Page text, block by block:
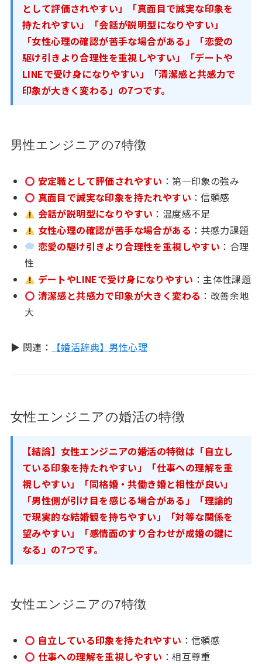
として評価されやすい」「真面目で誠実な印象を
持たれやすい」「会話が説明型になりやすい」
「女性心理の確認が苦手な場合がある」「恋愛の
駆け引きより合理性を重視しやすい」「デートや
LINEで受け身になりやすい」「清潔感と共感力で
印象が大きく変わる」の7つです。
男性エンジニアの7特徴
安定職として評価されやすい ：第一印象の強み
真面目で誠実な印象を持たれやすい ：信頼感
会話が説明型になりやすい ：温度感不足
女性心理の確認が苦手な場合がある ：共感力課題
恋愛の駆け引きより合理性を重視しやすい ：合理
性
デートやLINEで受け身になりやすい ：主体性課題
清潔感と共感力で印象が大きく変わる ：改善余地
大
▶ 関連： 【婚活辞典】男性心理
女性エンジニアの婚活の特徴
【結論】女性エンジニアの婚活の特徴は「自立し
ている印象を持たれやすい」「仕事への理解を重
視しやすい」「同格婚・共働き婚と相性が良い」
「男性側が引け目を感じる場合がある」「理論的
で現実的な結婚観を持ちやすい」「対等な関係を
望みやすい」「感情面のすり合わせが成婚の鍵に
なる」の7つです。
女性エンジニアの7特徴
自立している印象を持たれやすい ：信頼感
仕事への理解を重視しやすい ：相互尊重